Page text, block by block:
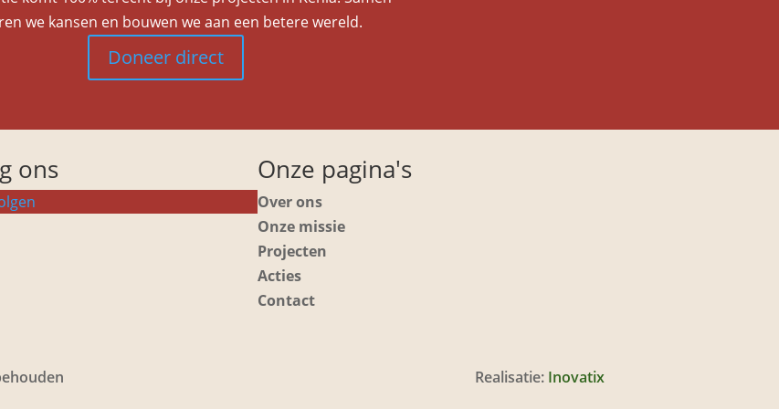
we kansen en bouwen we aan een betere wereld.
Doneer direct
ons Onze pagina's
Over ons
Onze missie
Projecten
Acties
Contact
Realisatie: Inovatix